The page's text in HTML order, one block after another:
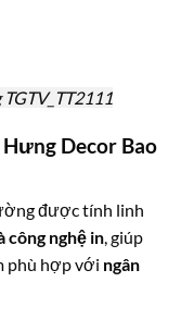
Decor Bao
được tính linh
nghệ in, giúp
phù hợp với ngân